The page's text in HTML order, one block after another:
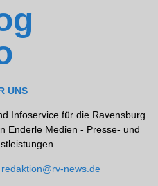
UNS
Infoservice für die Ravensburg
Enderle Medien - Presse- und
redaktion@rv-news.de